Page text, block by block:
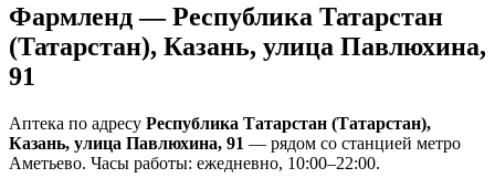
Фармленд — Республика Татарстан
(Татарстан), Казань, улица Павлюхина,
91
Аптека по адресу Республика Татарстан (Татарстан),
Казань, улица Павлюхина, 91 — рядом со станцией метро
Аметьево. Часы работы: ежедневно, 10:00–22:00.